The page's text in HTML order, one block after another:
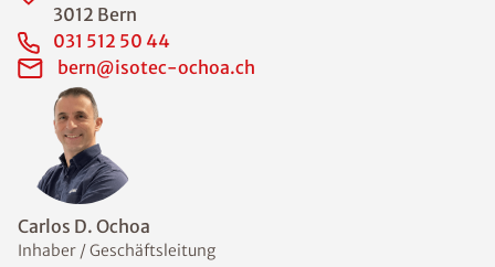
Carlos D. Ochoa
Inhaber / Geschäftsleitung
3012 Bern
031 512 50 44
bern@isotec-ochoa.ch